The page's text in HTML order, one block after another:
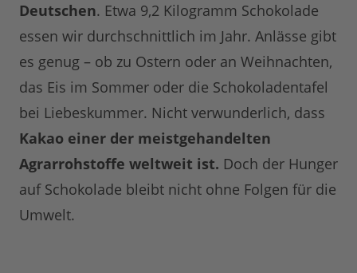
Deutschen. Etwa 9,2 Kilogramm Schokolade
essen wir durchschnittlich im Jahr. Anlässe gibt
es genug – ob zu Ostern oder an Weihnachten,
das Eis im Sommer oder die Schokoladentafel
bei Liebeskummer. Nicht verwunderlich, dass
Kakao einer der meistgehandelten
Agrarrohstoffe weltweit ist. Doch der Hunger
auf Schokolade bleibt nicht ohne Folgen für die
Umwelt.